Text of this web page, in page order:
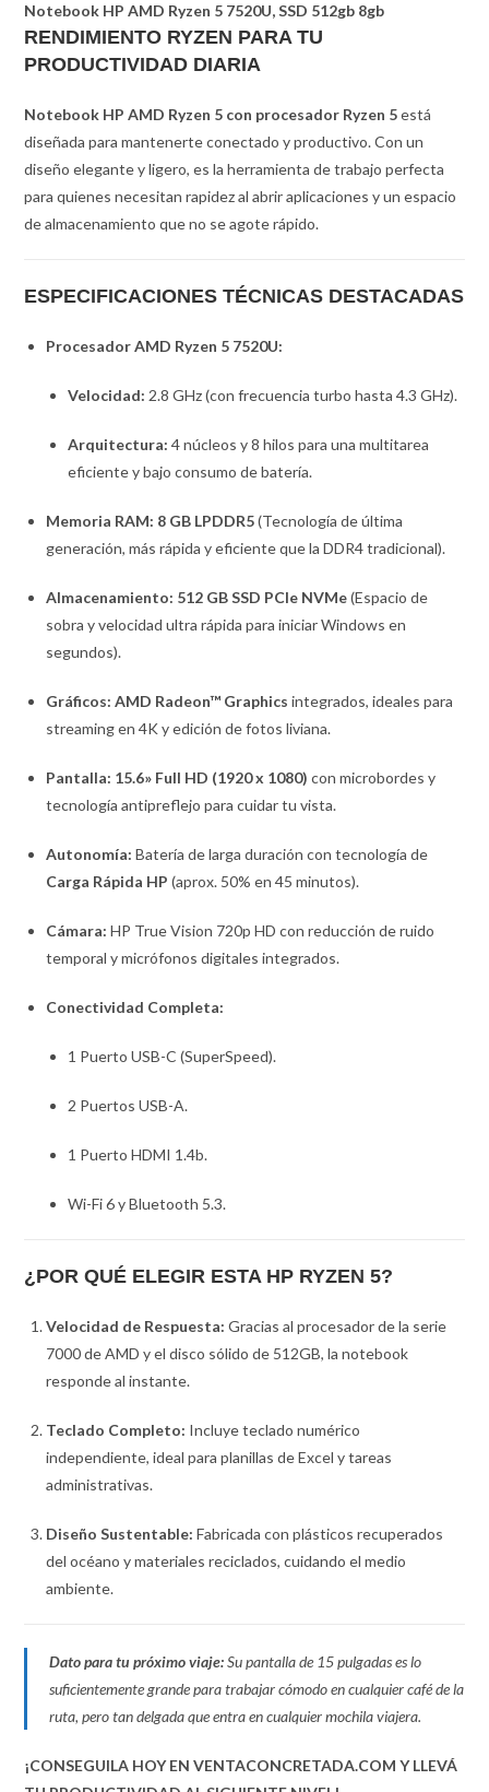
Notebook HP AMD Ryzen 5 7520U, SSD 512gb 8gb
RENDIMIENTO RYZEN PARA TU
PRODUCTIVIDAD DIARIA
Notebook HP AMD Ryzen 5 con procesador Ryzen 5está
diseñada para mantenerte conectado y productivo.Con un
diseño elegante y ligero, es la herramienta de trabajo perfecta
para quienes necesitan rapidez al abrir aplicaciones y un espacio
de almacenamiento que no se agote rápido.
ESPECIFICACIONES TÉCNICAS DESTACADAS
Procesador AMD Ryzen 5 7520U:
Velocidad: 2.8 GHz (con frecuencia turbo hasta 4.3 GHz).
Arquitectura: 4 núcleos y 8 hilos para una multitarea
eficiente y bajo consumo de batería.
Memoria RAM: 8 GB LPDDR5(Tecnología de última
generación, más rápida y eficiente que la DDR4 tradicional).
Almacenamiento: 512 GB SSD PCIe NVMe(Espacio de
sobra y velocidad ultra rápida para iniciar Windows en
segundos).
Gráficos: AMD Radeon™ Graphics integrados, ideales para
streaming en 4K y edición de fotos liviana.
Pantalla: 15.6» Full HD (1920 x 1080) con microbordes y
tecnología antipreflejo para cuidar tu vista.
Autonomía: Batería de larga duración con tecnología de
Carga Rápida HP (aprox. 50% en 45 minutos).
Cámara: HP True Vision 720p HD con reducción de ruido
temporal y micrófonos digitales integrados.
Conectividad Completa:
1 Puerto USB-C (SuperSpeed).
2 Puertos USB-A.
1 Puerto HDMI 1.4b.
Wi-Fi 6 y Bluetooth 5.3.
¿POR QUÉ ELEGIR ESTA HP RYZEN 5?
Velocidad de Respuesta: Gracias al procesador de la serie
7000 de AMD y el disco sólido de 512GB, la notebook
responde al instante.
Teclado Completo: Incluye teclado numérico
independiente, ideal para planillas de Excel y tareas
administrativas.
Diseño Sustentable: Fabricada con plásticos recuperados
del océano y materiales reciclados, cuidando el medio
ambiente.
Dato para tu próximo viaje:Su pantalla de 15 pulgadas es lo
suficientemente grande para trabajar cómodo en cualquier café de la
ruta, pero tan delgada que entra en cualquier mochila viajera.
¡CONSEGUILA HOY EN VENTACONCRETADA.COM Y LLEVÁ